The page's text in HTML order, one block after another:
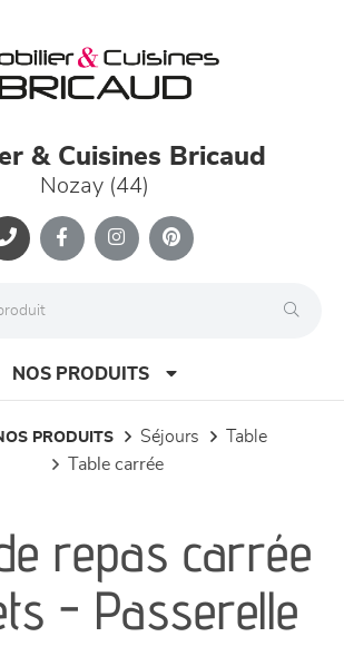
& Cuisines Bricaud
Nozay (44)
NOS PRODUITS
PRODUITS séjours
table
table carrée
repas carrée
- Passerelle